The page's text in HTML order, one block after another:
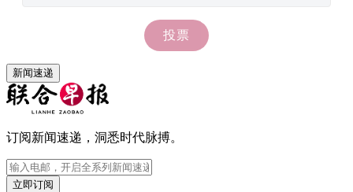
新闻速递
订阅新闻速递，洞悉时代脉搏。
立即订阅